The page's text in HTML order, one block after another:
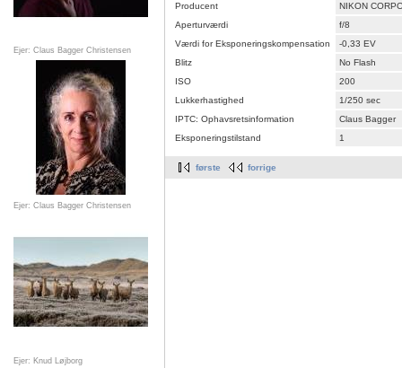
Ejer: Claus Bagger Christensen
Ejer: Claus Bagger Christensen
Ejer: Knud Løjborg
Producent
NIKON
Aperturværdi
f/8
Værdi for Eksponeringskompensation
-0,33 EV
Blitz
No Flash
ISO
200
Lukkerhastighed
1/250 sec
IPTC: Ophavsretsinformation
Claus Bagger
Eksponeringstilstand
1
første forrige